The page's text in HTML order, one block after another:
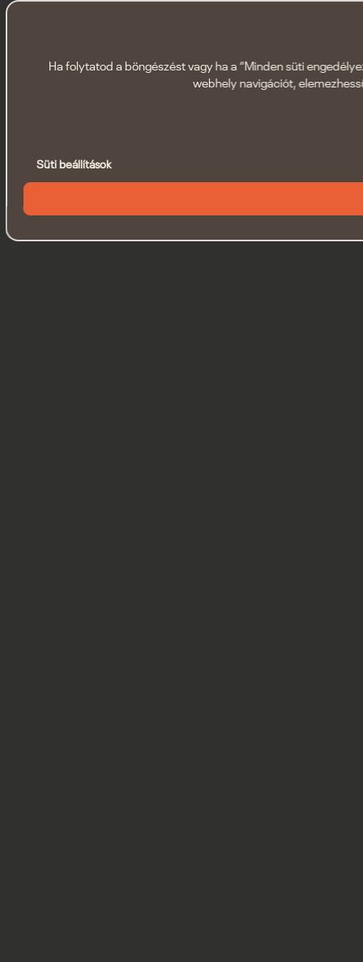
Ha folytatod a böngészést vagy ha a “Minden süti
webhely navigációt,
Süti beállítások